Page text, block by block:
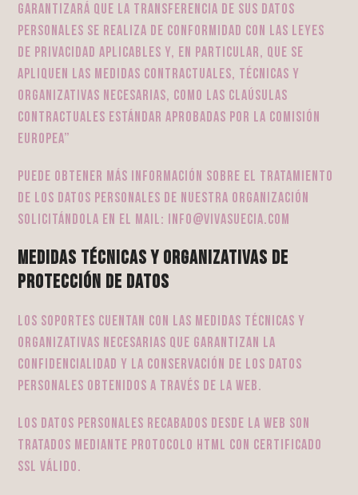
garantizará que la transferencia de sus datos
personales se realiza de conformidad con las leyes
de privacidad aplicables y, en particular, que se
apliquen las medidas contractuales, técnicas y
organizativas necesarias, como las claúsulas
contractuales estándar aprobadas por la Comisión
Europea”
Puede obtener más información sobre el tratamiento
de los datos personales de nuestra organización
solicitándola en el mail: info@vivasuecia.com
Medidas técnicas y organizativas de
protección de datos
Los soportes cuentan con las medidas técnicas y
organizativas necesarias que garantizan la
confidencialidad y la conservación de los datos
personales obtenidos a través de la web.
Los datos personales recabados desde la web son
tratados mediante protocolo HTML con certificado
SSL válido.